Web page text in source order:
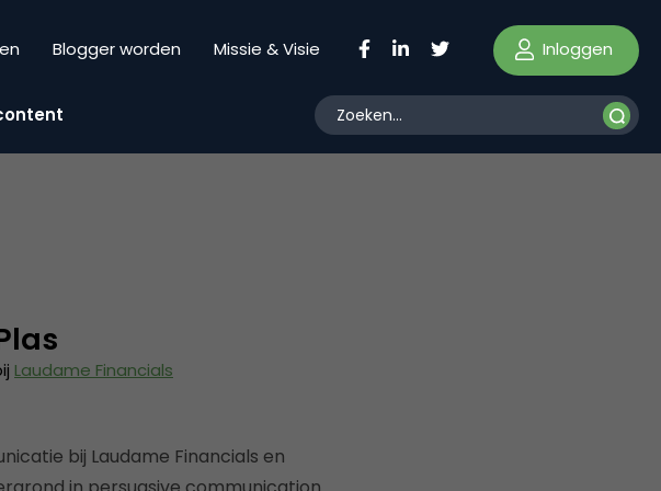
Blogger worden Missie & Visie Inloggen
Laudame Financials
bij Laudame Financials en